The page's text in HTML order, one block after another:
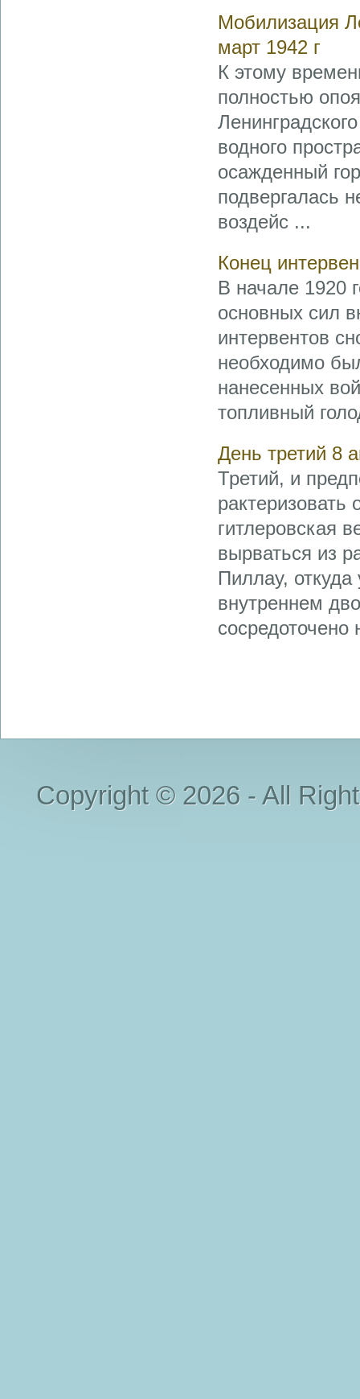
Мобилизация
март 1942 г
К этому
полностью
водного
осажденный
подвергалась
воздейс ...
Конец
В начале 1920
основных сил
интервентов
необходимо
нанесенных
топливный
День третий 8
Третий, и
гитлеровская
вырваться из
Пиллау,
внутреннем
сосредоточено
Copyright © 2026 - All